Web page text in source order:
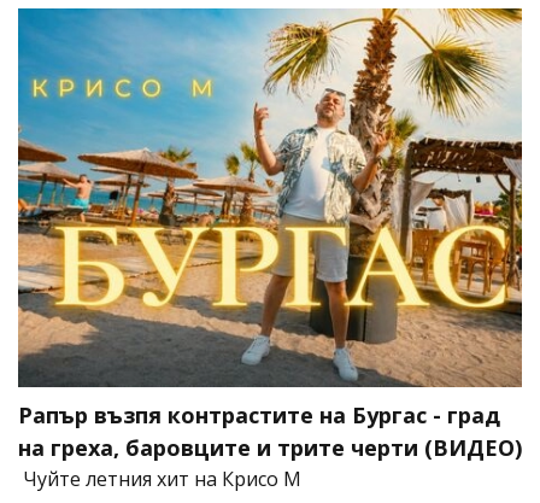
Рапър възпя контрастите на Бургас - град
на греха, баровците и трите черти (ВИДЕО)
Чуйте летния хит на Крисо М